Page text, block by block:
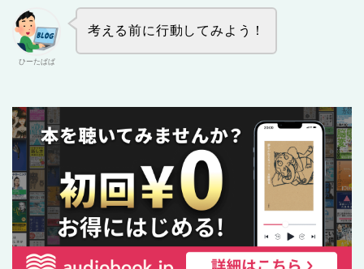
ひーたぱぱ
考える前に行動してみよう！